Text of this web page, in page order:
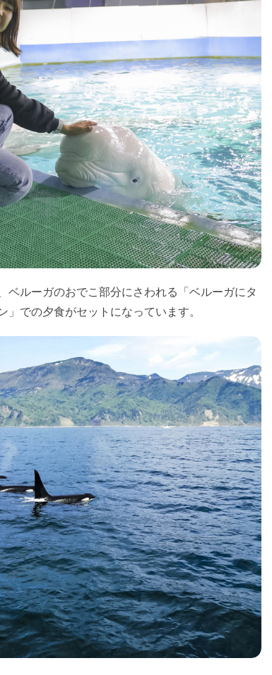
ベルーガのおでこ部分にさわれる「ベルーガにタ
での夕食がセットになっています。